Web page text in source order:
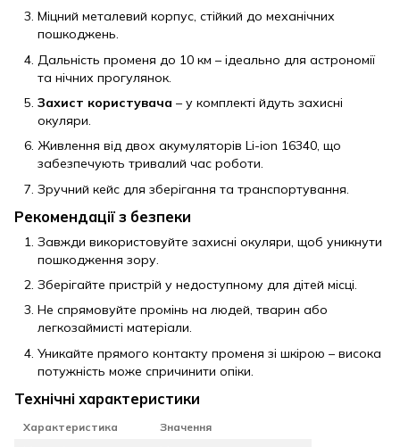
Міцний металевий корпус, стійкий до механічних
пошкоджень.
Дальність променя до 10 км – ідеально для астрономії
та нічних прогулянок.
Захист користувача – у комплекті йдуть захисні
окуляри.
Живлення від двох акумуляторів Li-ion 16340, що
забезпечують тривалий час роботи.
Зручний кейс для зберігання та транспортування.
Рекомендації з безпеки
Завжди використовуйте захисні окуляри, щоб уникнути
пошкодження зору.
Зберігайте пристрій у недоступному для дітей місці.
Не спрямовуйте промінь на людей, тварин або
легкозаймисті матеріали.
Уникайте прямого контакту променя зі шкірою – висока
потужність може спричинити опіки.
Технічні характеристики
Характеристика Значення